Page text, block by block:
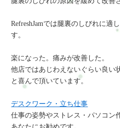
RefreshJamでは腿裏のしびれに適
す。
楽になった。痛みが改善した。
他店ではあじわえないぐらい良い
と喜んで頂いています。
デスクワーク・立ち仕事
仕事の姿勢やストレス・パソコン